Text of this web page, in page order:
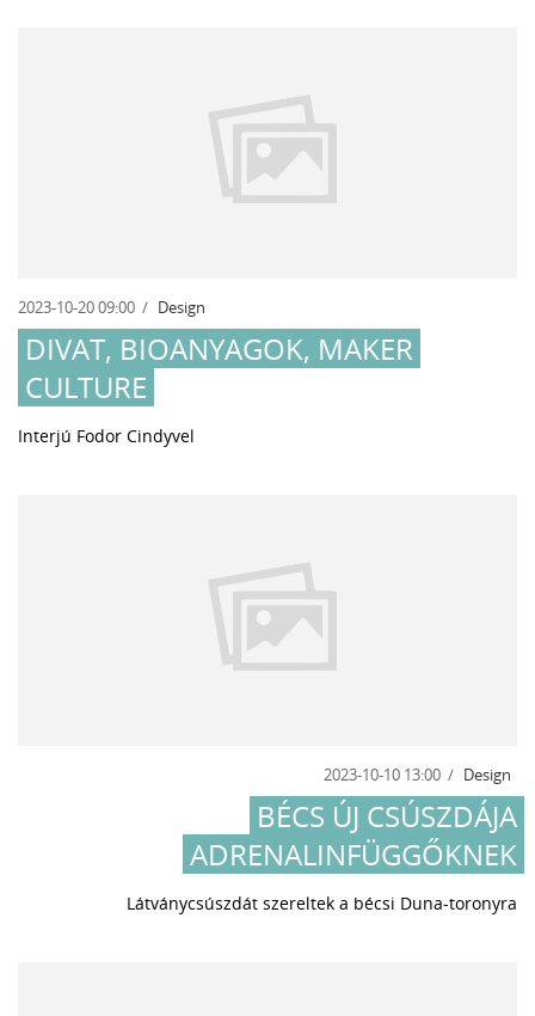
2023-10-20 09:00 Design
DIVAT, BIOANYAGOK, MAKER
CULTURE
Interjú Fodor Cindyvel
2023-10-10 13:00 Design
BÉCS ÚJ CSÚSZDÁJA
ADRENALINFÜGGŐKNEK
Látványcsúszdát szereltek a bécsi Duna-toronyra